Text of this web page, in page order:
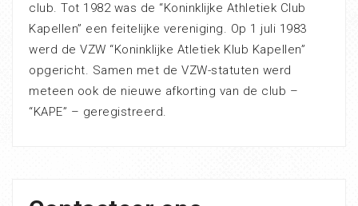
club. Tot 1982 was de “Koninklijke Athletiek Club
Kapellen” een feitelijke vereniging. Op 1 juli 1983
werd de VZW “Koninklijke Atletiek Klub Kapellen”
opgericht. Samen met de VZW-statuten werd
meteen ook de nieuwe afkorting van de club –
“KAPE” – geregistreerd.